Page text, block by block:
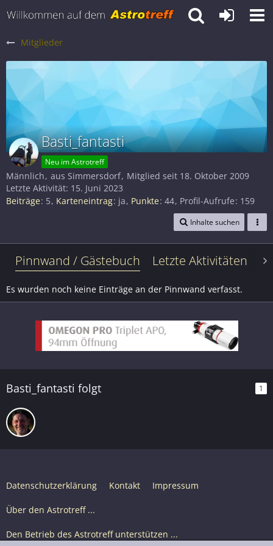
Mitglieder
Basti_fantasti
Neu im Astrotreff
Männlich aus Simmersdorf Mitglied seit 18. Oktober 2009
Letzte Aktivität: 15. Juni 2023
Beiträge 5 Karteneintrag ja Punkte 44 Profil-Aufrufe 159
Inhalte suchen
Pinnwand / Gästebuch Letzte Aktivitäten
Es wurden noch keine Einträge an der Pinnwand verfasst.
Basti_fantasti folgt 1
Datenschutzerklärung Kontakt Impressum
Über den Astrotreff ...
Den Betrieb des Astrotreff unterstützen ...